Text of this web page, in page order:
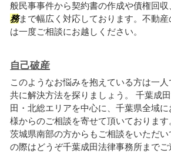
般民事事件から契約書の作成や債権回
務まで幅広く対応しております。不動
は一度ご相談にお越しください。
自己破産
このようなお悩みを抱えている方は一人
共に解決方法を探りましょう。 千葉成
田・北総エリアを中心に、千葉県全域
様からのご相談を寄せて頂いております
茨城県南部の方からもご相談をいただい
の際はどうぞ千葉成田法律事務所までご